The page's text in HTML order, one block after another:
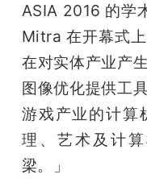
中
心
GAIR
ASIA 2016 的学
Mitra 在开幕式
在对实体产业产
图像优化提供工
游戏产业的计算
理、艺术及计
梁。」